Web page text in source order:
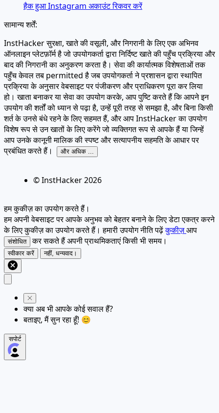
हैक हुआ Instagram अकाउंट रिकवर करें
सामान्य शर्तें:
InstHacker सुरक्षा, खाते की वसूली, और निगरानी के लिए एक अभिनव
ऑनलाइन प्लेटफ़ॉर्म है जो उपयोगकर्ता द्वारा निर्दिष्ट खाते की पहुँच प्रक्रिया और
बाद की निगरानी का अनुकरण करता है। सेवा की कार्यात्मक विशेषताओं तक
पहुँच केवल तब permitted है जब उपयोगकर्ता ने प्रशासन द्वारा स्थापित
प्रक्रिया के अनुसार वेबसाइट पर पंजीकरण और प्राधिकरण पूरा कर लिया
हो। खाता बनाकर या सेवा का उपयोग करके, आप पुष्टि करते हैं कि आपने इन
उपयोग की शर्तों को ध्यान से पढ़ा है, उन्हें पूरी तरह से समझा है, और बिना किसी
शर्त के उनसे बंधे रहने के लिए सहमत हैं, और आप InstHacker का उपयोग
विशेष रूप से उन खातों के लिए करेंगे जो व्यक्तिगत रूप से आपके हैं या जिन्हें
आप उनके कानूनी मालिक की स्पष्ट और सत्यापनीय सहमति के आधार पर
प्रबंधित करते हैं।
और अधिक ...
© InstHacker2026
हम कुकीज़ का उपयोग करते हैं।
हम अपनी वेबसाइट पर आपके अनुभव को बेहतर बनाने के लिए डेटा एकत्र करने
के लिए कुकीज़ का उपयोग करते हैं। हमारी उपयोग नीति पढ़ेंकुकीज़आप
संशोधित कर सकते हैं अपनी प्राथमिकताएं किसी भी समय।
स्वीकार करें नहीं, धन्यवाद।
क्या अब भी आपके कोई सवाल हैं?
बताइए, मैं सुन रहा हूँ! 😊
सपोर्ट